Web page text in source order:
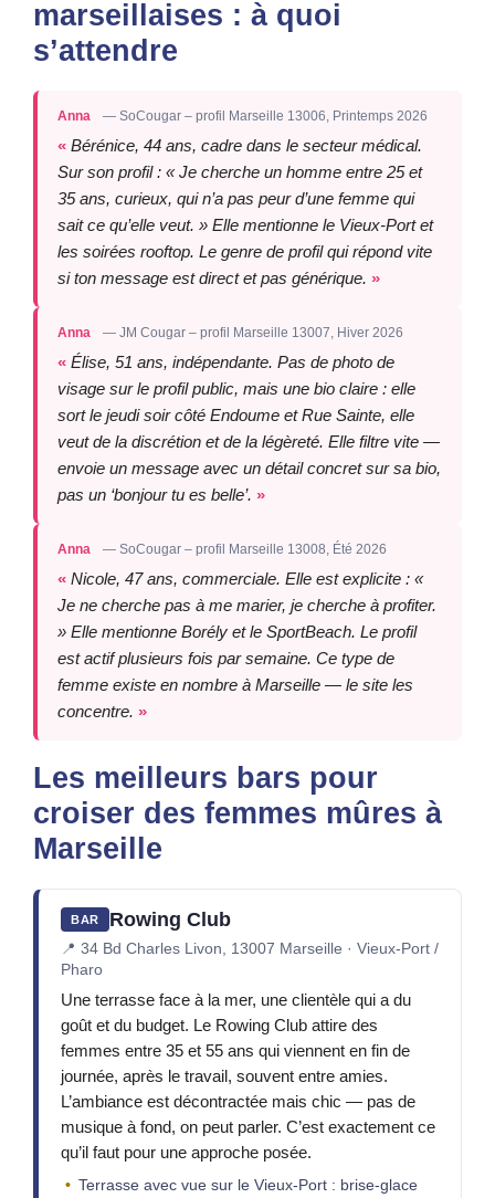
marseillaises : à quoi
s’attendre
Anna — SoCougar – profil Marseille 13006, Printemps 2026
Bérénice, 44 ans, cadre dans le secteur médical.
Sur son profil : « Je cherche un homme entre 25 et
35 ans, curieux, qui n’a pas peur d’une femme qui
sait ce qu’elle veut. » Elle mentionne le Vieux-Port et
les soirées rooftop. Le genre de profil qui répond vite
si ton message est direct et pas générique.
Anna — JM Cougar – profil Marseille 13007, Hiver 2026
Élise, 51 ans, indépendante. Pas de photo de
visage sur le profil public, mais une bio claire : elle
sort le jeudi soir côté Endoume et Rue Sainte, elle
veut de la discrétion et de la légèreté. Elle filtre vite —
envoie un message avec un détail concret sur sa bio,
pas un ‘bonjour tu es belle’.
Anna — SoCougar – profil Marseille 13008, Été 2026
Nicole, 47 ans, commerciale. Elle est explicite : «
Je ne cherche pas à me marier, je cherche à profiter.
» Elle mentionne Borély et le SportBeach. Le profil
est actif plusieurs fois par semaine. Ce type de
femme existe en nombre à Marseille — le site les
concentre.
Les meilleurs bars pour
croiser des femmes mûres à
Marseille
BAR Rowing Club
📍 34 Bd Charles Livon, 13007 Marseille · Vieux-Port /
Pharo
Une terrasse face à la mer, une clientèle qui a du
goût et du budget. Le Rowing Club attire des
femmes entre 35 et 55 ans qui viennent en fin de
journée, après le travail, souvent entre amies.
L’ambiance est décontractée mais chic — pas de
musique à fond, on peut parler. C’est exactement ce
qu’il faut pour une approche posée.
Terrasse avec vue sur le Vieux-Port : brise-glace